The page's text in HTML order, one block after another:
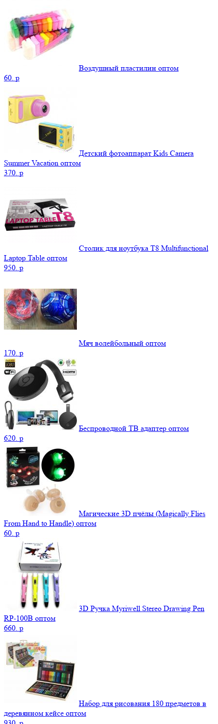
Воздушный пластилин оптом
60. p
Детский фотоаппарат Kids Camera
Summer Vacation оптом
370. p
Столик для ноутбука Т8 Мultifunctional
Laptop Table оптом
950. p
Мяч волейбольный оптом
170. p
Беспроводной ТВ адаптер оптом
620. p
Магические 3D пчёлы (Magically Flies
From Hand to Handle) оптом
60. p
3D Ручка Myriwell Stereo Drawing Pen
RP-100B оптом
660. p
Набор для рисования 180 предметов в
деревянном кейсе оптом